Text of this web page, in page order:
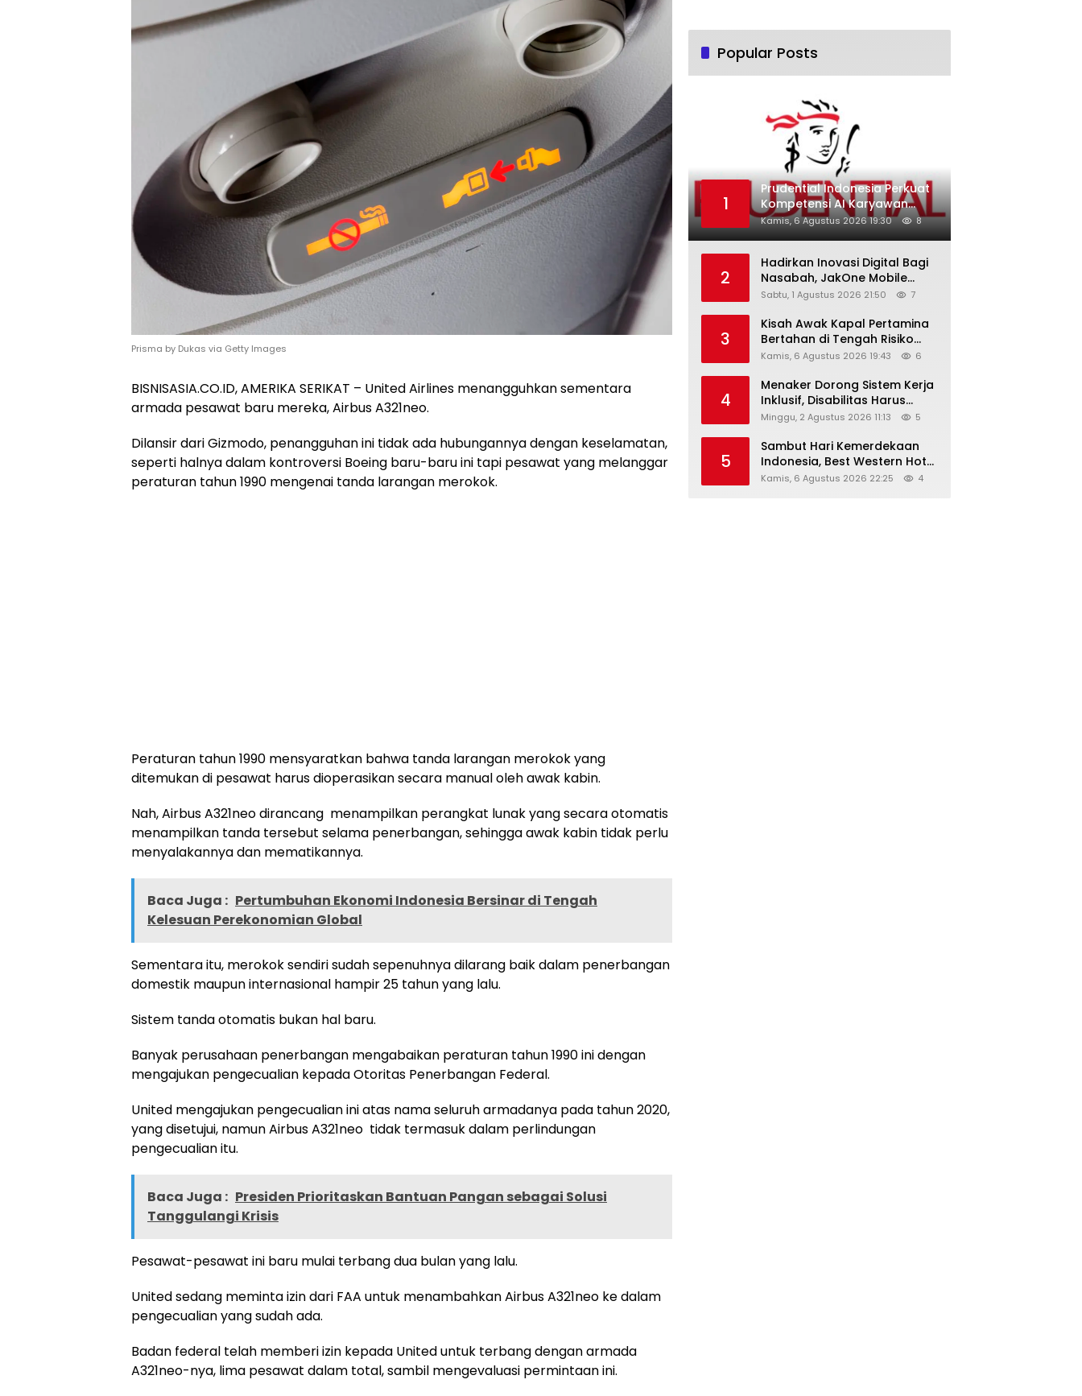
Prisma by Dukas via Getty Images
BISNISASIA.CO.ID, AMERIKA SERIKAT – United Airlines menangguhkan sementara
armada pesawat baru mereka, Airbus A321neo.
Dilansir dari Gizmodo, penangguhan ini tidak ada hubungannya dengan keselamatan,
seperti halnya dalam kontroversi Boeing baru-baru ini tapi pesawat yang melanggar
peraturan tahun 1990 mengenai tanda larangan merokok.
Peraturan tahun 1990 mensyaratkan bahwa tanda larangan merokok yang
ditemukan di pesawat harus dioperasikan secara manual oleh awak kabin.
Nah, Airbus A321neo dirancang menampilkan perangkat lunak yang secara otomatis
menampilkan tanda tersebut selama penerbangan, sehingga awak kabin tidak perlu
menyalakannya dan mematikannya.
Baca Juga : Pertumbuhan Ekonomi Indonesia Bersinar di Tengah
Kelesuan Perekonomian Global
Sementara itu, merokok sendiri sudah sepenuhnya dilarang baik dalam penerbangan
domestik maupun internasional hampir 25 tahun yang lalu.
Sistem tanda otomatis bukan hal baru.
Banyak perusahaan penerbangan mengabaikan peraturan tahun 1990 ini dengan
mengajukan pengecualian kepada Otoritas Penerbangan Federal.
United mengajukan pengecualian ini atas nama seluruh armadanya pada tahun 2020,
yang disetujui, namun Airbus A321neo tidak termasuk dalam perlindungan
pengecualian itu.
Baca Juga : Presiden Prioritaskan Bantuan Pangan sebagai Solusi
Tanggulangi Krisis
Pesawat-pesawat ini baru mulai terbang dua bulan yang lalu.
United sedang meminta izin dari FAA untuk menambahkan Airbus A321neo ke dalam
pengecualian yang sudah ada.
Badan federal telah memberi izin kepada United untuk terbang dengan armada
A321neo-nya, lima pesawat dalam total, sambil mengevaluasi permintaan ini.
Popular Posts
1
Prudential Indonesia Perkuat
Kompetensi AI Karyawan
Lewat AI Week
Kamis, 6 Agustus 2026 19:30 8
2
Hadirkan Inovasi Digital Bagi
Nasabah, JakOne Mobile
Antar Bank Jakarta Sukses
Awards 2026
Sabtu, 1 Agustus 2026 21:50 7
3
Kisah Awak Kapal Pertamina
Bertahan di Tengah Risiko
Pelayaran Selat Hormuz
Kamis, 6 Agustus 2026 19:43 6
4
Menaker Dorong Sistem Kerja
Inklusif, Disabilitas Harus
Dapat Kesempatan Setara
Minggu, 2 Agustus 2026 11:13 5
5
Sambut Hari Kemerdekaan
Indonesia, Best Western Hotel
Hadirkan The Freedom Stay
Kamis, 6 Agustus 2026 22:25 4